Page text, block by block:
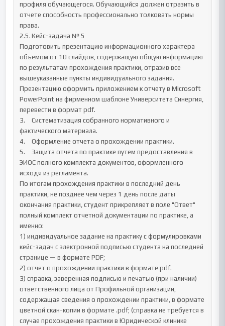
профиля обучающегося. Обучающийся должен отразить в
отчете способность профессионально толковать нормы
права.
2.5.	Кейс-задача № 5
Подготовить презентацию информационного характера
объемом от 10 слайдов, содержащую общую информацию
по результатам прохождения практики, отразив все
вышеуказанные пункты индивидуального задания.
Презентацию оформить приложением к отчету в Microsoft
PowerPoint на фирменном шаблоне Университета Синергия,
перевести в формат pdf.
3.	Систематизация собранного нормативного и
фактического материала.
4.	Оформление отчета о прохождении практики.
5.	Защита отчета по практике путем предоставления в
ЭИОС полного комплекта документов, оформленного
исходя из регламента.
По итогам прохождения практики в последний день
практики, не позднее чем через 1 день после даты
окончания практики, студент прикрепляет в поле "Ответ"
полный комплект отчетной документации по практике, а
именно:
1) индивидуальное задание на практику с формулировками
кейс-задач с электронной подписью студента на последней
странице — в формате PDF;
2) отчет о прохождении практики в формате pdf.
3) справка, заверенная подписью и печатью (при наличии)
ответственного лица от Профильной организации,
содержащая сведения о прохождении практики, в формате
цветной скан-копии в формате .pdf; (справка не требуется в
случае прохождения практики в Юридической клинике